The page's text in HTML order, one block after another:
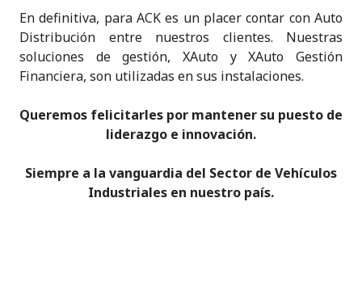
En definitiva, para ACK es un placer contar con Auto
Distribución entre nuestros clientes. Nuestras
soluciones de gestión, XAuto y XAuto Gestión
Financiera, son utilizadas en sus instalaciones.
Queremos felicitarles por mantener su puesto de
liderazgo e innovación.
Siempre a la vanguardia del Sector de Vehículos
Industriales en nuestro país.